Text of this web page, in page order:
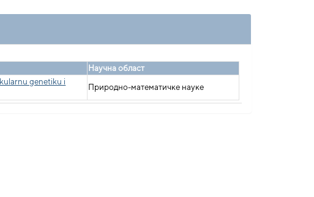
Научна област
genetiku i
Природно-математичке науке